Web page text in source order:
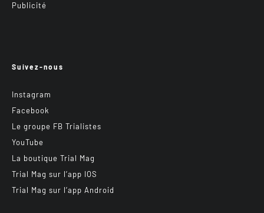
Publicité
Suivez-nous
Instagram
Facebook
Le groupe FB Trialistes
YouTube
La boutique Trial Mag
Trial Mag sur l’app IOS
Trial Mag sur l’app Android